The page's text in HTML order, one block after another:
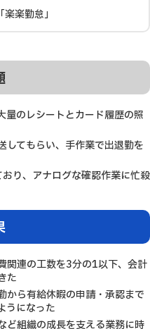
楽楽勤怠」
量のレシートとカード履歴の照
してもらい、手作業で出退勤を
り、アナログな確認作業に忙殺
関連の工数を3分の1以下、会計
た
から有給休暇の申請・承認まで
うになった
ど組織の成長を支える業務に時